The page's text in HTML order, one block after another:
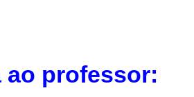
ao professor: